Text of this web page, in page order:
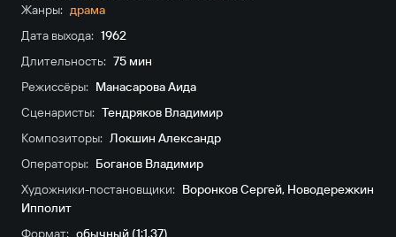
Жанры: драма
Дата выхода: 1962
Длительность: 75 мин
Режиссёры: Манасарова Аида
Сценаристы: Тендряков Владимир
Композиторы: Локшин Александр
Операторы: Боганов Владимир
Художники-постановщики: Воронков Сергей, Новодережкин
Ипполит
Формат: обычный (1:1,37)